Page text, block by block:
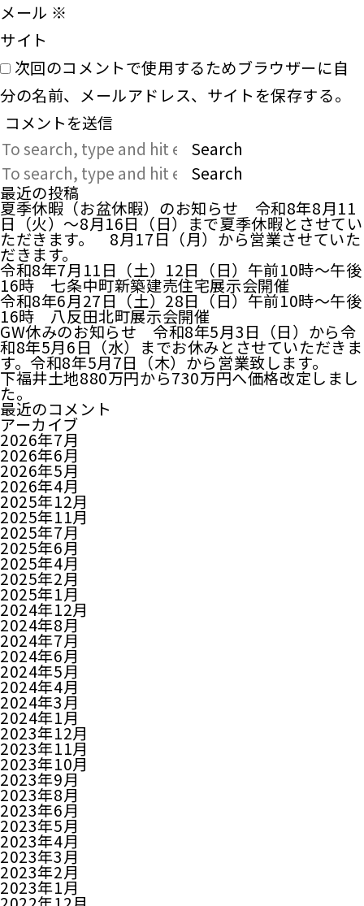
メール ※
サイト
次回のコメントで使用するためブラウザーに自
分の名前、メールアドレス、サイトを保存する。
Search
Search
最近の投稿
夏季休暇（お盆休暇）のお知らせ 令和8年8月11
日（火）～8月16日（日）まで夏季休暇とさせてい
ただきます。 8月17日（月）から営業させていた
だきます。
令和8年7月11日（土）12日（日）午前10時～午後
16時 七条中町新築建売住宅展示会開催
令和8年6月27日（土）28日（日）午前10時～午後
16時 八反田北町展示会開催
GW休みのお知らせ 令和8年5月3日（日）から令
和8年5月6日（水）までお休みとさせていただきま
す。令和8年5月7日（木）から営業致します。
下福井土地880万円から730万円へ価格改定しまし
た。
最近のコメント
アーカイブ
2026年7月
2026年6月
2026年5月
2026年4月
2025年12月
2025年11月
2025年7月
2025年6月
2025年4月
2025年2月
2025年1月
2024年12月
2024年8月
2024年7月
2024年6月
2024年5月
2024年4月
2024年3月
2024年1月
2023年12月
2023年11月
2023年10月
2023年9月
2023年8月
2023年6月
2023年5月
2023年4月
2023年3月
2023年2月
2023年1月